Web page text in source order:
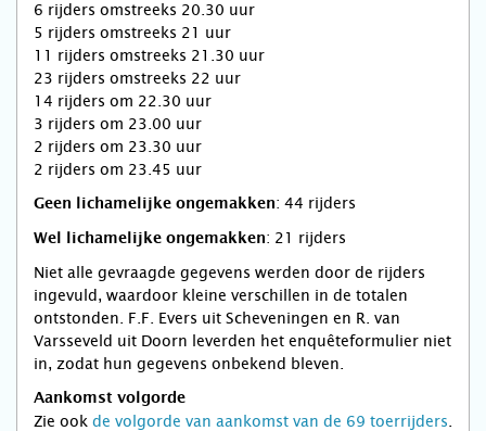
6 rijders omstreeks 20.30 uur
5 rijders omstreeks 21 uur
11 rijders omstreeks 21.30 uur
23 rijders omstreeks 22 uur
14 rijders om 22.30 uur
3 rijders om 23.00 uur
2 rijders om 23.30 uur
2 rijders om 23.45 uur
Geen lichamelijke ongemakken: 44 rijders
Wel lichamelijke ongemakken: 21 rijders
Niet alle gevraagde gegevens werden door de rijders
ingevuld, waardoor kleine verschillen in de totalen
ontstonden. F.F. Evers uit Scheveningen en R. van
Varsseveld uit Doorn leverden het enquêteformulier niet
in, zodat hun gegevens onbekend bleven.
Aankomst volgorde
Zie ook de volgorde van aankomst van de 69 toerrijders